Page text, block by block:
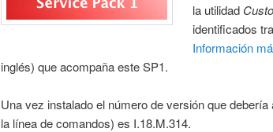
la utilidad
identificados
Información
inglés) que acompaña este SP1.
Una vez instalado el número de versión que
la línea de comandos) es I.18.M.314.